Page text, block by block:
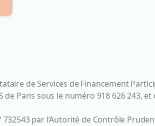
de Services de Financement
de Paris sous le numéro 918 626 243,
par l’Autorité de Contrôle